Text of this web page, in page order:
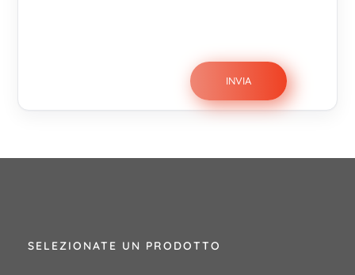
SELEZIONATE UN PRODOTTO